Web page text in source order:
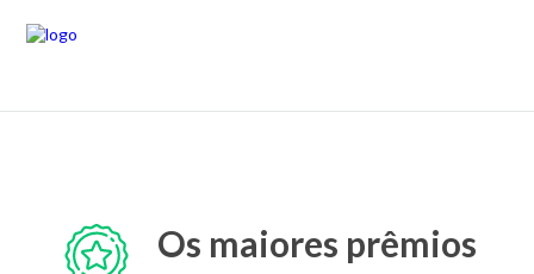
Os maiores prêmios